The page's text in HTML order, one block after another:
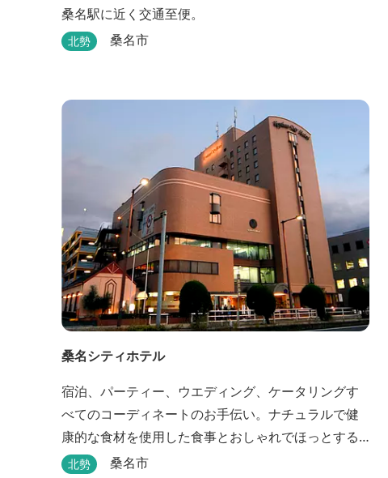
桑名駅に近く交通至便。
北勢 桑名市
桑名シティホテル
宿泊、パーティー、ウエディング、ケータリングす
べてのコーディネートのお手伝い。ナチュラルで健
康的な食材を使用した食事とおしゃれでほっとする
空間の中、あたたかいサービスでおもてなしいたし
北勢 桑名市